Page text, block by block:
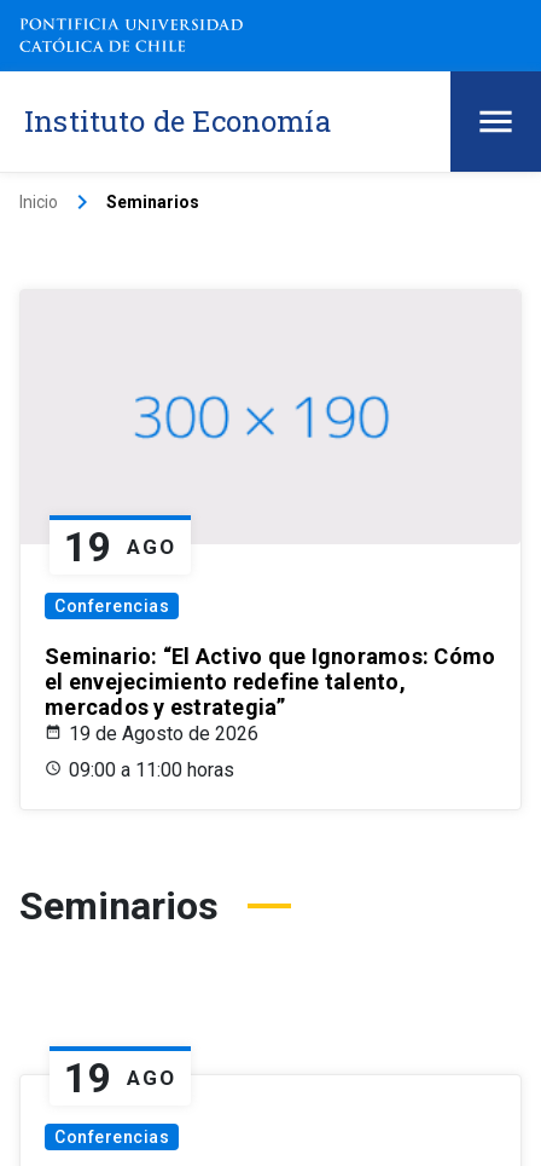
Instituto de Economía
Inicio keyboard_arrow_right Seminarios
19 AGO
Conferencias
Seminario: “El Activo que Ignoramos: Cómo
el envejecimiento redefine talento,
mercados y estrategia”
19 de Agosto de 2026
09:00 a 11:00 horas
Seminarios
19 AGO
Conferencias